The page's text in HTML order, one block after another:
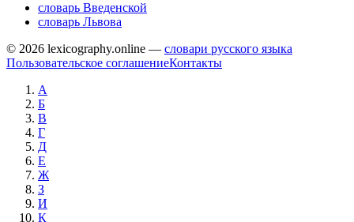
словарь Введенской
словарь Львова
© 2026 lexicography.online — словари русского языка
Пользовательское соглашениеКонтакты
А
Б
В
Г
Д
Е
Ж
З
И
К